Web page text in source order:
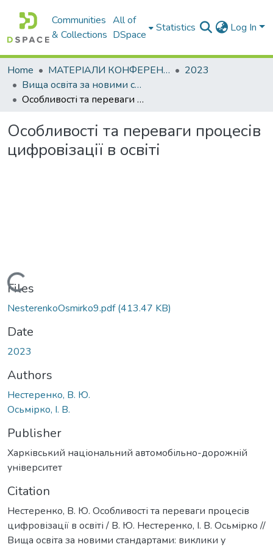
Communities
& Collections
All of
DSpace
Statistics Log In
Home МАТЕРІАЛИ КОНФЕРЕНЦІЙ
2023
Вища освіта за новими стандартами: виклики у контексті діджиталізації та інтеграції в міжнародний освітній простір
Особливості та переваги процесів цифровізації в освіті
Особливості та переваги процесів
цифровізації в освіті
Loading...
Files
NesterenkoOsmirko9.pdf(413.47 KB)
Date
2023
Authors
Нестеренко, В. Ю.
Осьмірко, І. В.
Publisher
Харківський національний автомобільно-дорожній
університет
Citation
Нестеренко, В. Ю. Особливості та переваги процесів
цифровізації в освіті / В. Ю. Нестеренко, І. В. Осьмірко //
Вища освіта за новими стандартами: виклики у